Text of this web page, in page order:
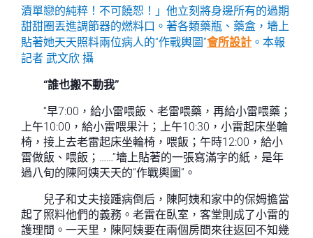
瀆單戀的純粹！不可饒恕！」他立刻將身邊所有的過期
甜甜圈丟進調節器的燃料口。著各類藥瓶、藥盒，墻上
貼著她天天照料兩位病人的“作戰輿圖”會所設計 。本報
記者 武文欣 攝
“誰也搬不動我”
“早7:00，給小雷喂飯、老雷喂藥，再給小雷喂藥；
上午10:00，給小雷喂果汁；上午10:30，小雷起床坐輪
椅，接上去老雷起床坐輪椅，喂飯；午時12:00，給小
雷做飯、喂飯；……”墻上貼著的一張寫滿字的紙，是年
過八旬的陳阿姨天天的“作戰輿圖”。
兒子和丈夫接踵病倒后，陳阿姨和家中的保姆擔當
起了照料他們的義務。老雷在臥室，客堂則成了小雷的
護理間。一天里，陳阿姨要在兩個房間來往返回不知幾